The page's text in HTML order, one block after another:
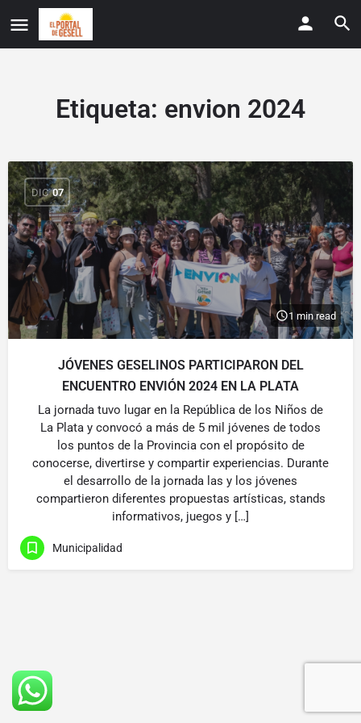
Etiqueta: envion 2024
DIC 07
1 min read
JÓVENES GESELINOS PARTICIPARON DEL
ENCUENTRO ENVIÓN 2024 EN LA PLATA
La jornada tuvo lugar en la República de los Niños de
La Plata y convocó a más de 5 mil jóvenes de todos
los puntos de la Provincia con el propósito de
conocerse, divertirse y compartir experiencias. Durante
el desarrollo de la jornada las y los jóvenes
compartieron diferentes propuestas artísticas, stands
informativos, juegos y […]
Municipalidad